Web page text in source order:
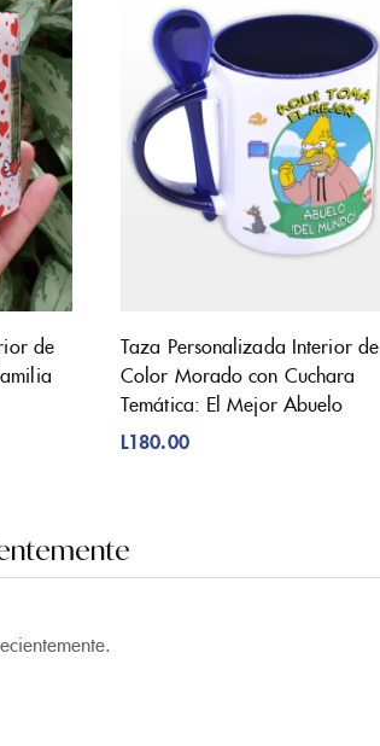
de
Taza Personalizada Interior de
Color Morado con Cuchara
Temática: El Mejor Abuelo
L180.00